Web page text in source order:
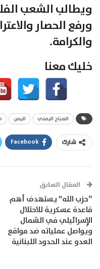
ويطالب الشعب
ورفع الحصار
والكرامة.
خليك معنا
الصباح اليمني اليمن
شارك Facebook
المقال السابق
“حزب الله” يستهدف أهم
قاعدة عسكرية للاحتلال
الإٍسرائيلي في الشمال
ويواصل عملياته ضد مواقع
العدو عند الحدود اللبنانية